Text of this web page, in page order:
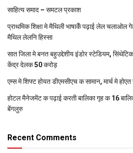
साहित्य समाद – समटल प्रकाश
प्राथमिक शि‍क्षा मे मैथि‍ली भाषाकेँ पढ़ाई लेल
मैथिल लेलनि हिस्सा
सात जिला मे बनत बहुउद्देशीय इंडोर स्‍टेडि‍यम,
केंद्र देलक 50 करोड़
एम्स मे शिफ्ट होयत डीएमसीएच क सामान, मार्च मे
होटल मैनेजमेंट क पढ़ाई करती बालिका गृह क 16
बेंगलुरु
Recent Comments